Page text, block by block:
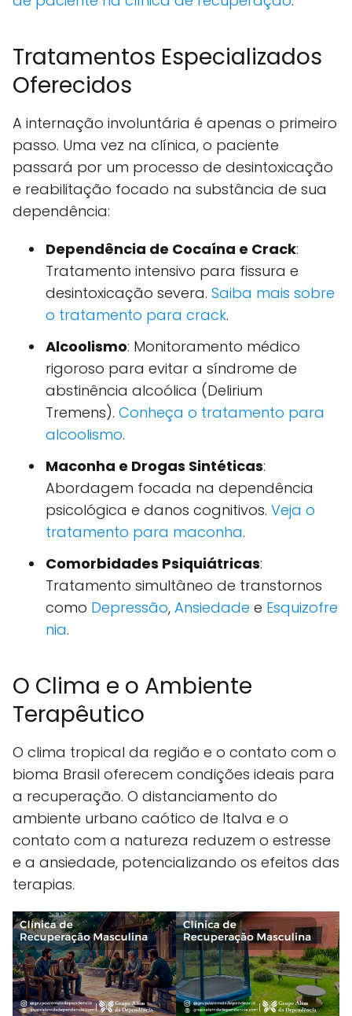
Tratamentos Especializados
Oferecidos
A internação involuntária é apenas o primeiro
passo. Uma vez na clínica, o paciente
passará por um processo de desintoxicação
e reabilitação focado na substância de sua
dependência:
Dependência de Cocaína e Crack:
Tratamento intensivo para fissura e
desintoxicação severa. Saiba mais sobre
o tratamento para crack.
Alcoolismo: Monitoramento médico
rigoroso para evitar a síndrome de
abstinência alcoólica (Delirium
Tremens). Conheça o tratamento para
alcoolismo.
Maconha e Drogas Sintéticas:
Abordagem focada na dependência
psicológica e danos cognitivos. Veja o
tratamento para maconha.
Comorbidades Psiquiátricas:
Tratamento simultâneo de transtornos
como Depressão, Ansiedade e Esquizofre
nia.
O Clima e o Ambiente
Terapêutico
O clima tropical da região e o contato com o
bioma Brasil oferecem condições ideais para
a recuperação. O distanciamento do
ambiente urbano caótico de Italva e o
contato com a natureza reduzem o estresse
e a ansiedade, potencializando os efeitos das
terapias.